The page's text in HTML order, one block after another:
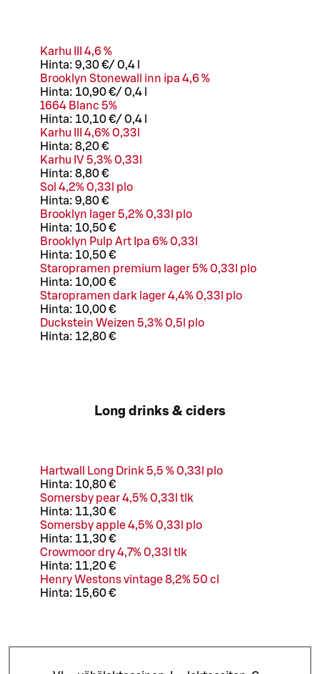
Karhu III 4,6 %
Hinta: 9,30 €/ 0,4 l
Brooklyn Stonewall inn ipa 4,6 %
Hinta: 10,90 €/ 0,4 l
1664 Blanc 5%
Hinta: 10,10 €/ 0,4 l
Karhu III 4,6% 0,33l
Hinta: 8,20 €
Karhu IV 5,3% 0,33l
Hinta: 8,80 €
Sol 4,2% 0,33l plo
Hinta: 9,80 €
Brooklyn lager 5,2% 0,33l plo
Hinta: 10,50 €
Brooklyn Pulp Art Ipa 6% 0,33l
Hinta: 10,50 €
Staropramen premium lager 5% 0,33l plo
Hinta: 10,00 €
Staropramen dark lager 4,4% 0,33l plo
Hinta: 10,00 €
Duckstein Weizen 5,3% 0,5l plo
Hinta: 12,80 €
Long drinks & ciders
Hartwall Long Drink 5,5 % 0,33l plo
Hinta: 10,80 €
Somersby pear 4,5% 0,33l tlk
Hinta: 11,30 €
Somersby apple 4,5% 0,33l plo
Hinta: 11,30 €
Crowmoor dry 4,7% 0,33l tlk
Hinta: 11,20 €
Henry Westons vintage 8,2% 50 cl
Hinta: 15,60 €